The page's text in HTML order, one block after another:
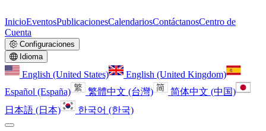
InicioEventosPublicacionesCalendariosContáctanosCentro de
Cuenta
Configuraciones
Idioma
English (United States)
English (United Kingdom)
Español (España)
繁體中文 (台灣)
简体中文 (中国)
日本語 (日本)
한국어 (한국)